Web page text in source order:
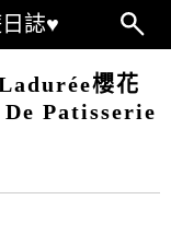
誌♥
櫻花
De Patisserie